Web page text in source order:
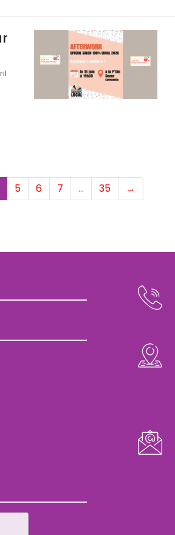
(current)
5 6 7 … 35 →